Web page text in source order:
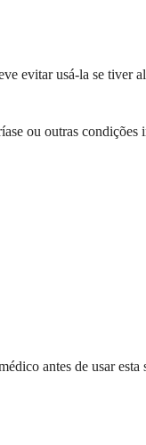
evitar usá-la se
ou outras
antes de usar